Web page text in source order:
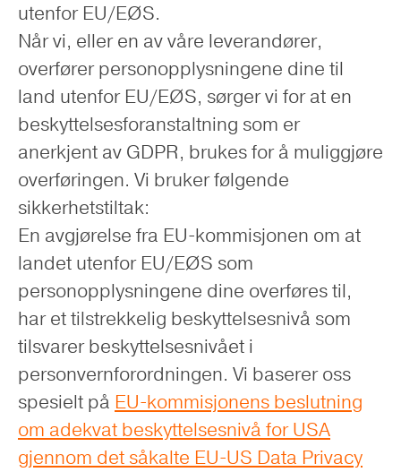
utenfor EU/EØS.
Når vi, eller en av våre leverandører,
overfører personopplysningene dine til
land utenfor EU/EØS, sørger vi for at en
beskyttelsesforanstaltning som er
anerkjent av GDPR, brukes for å muliggjøre
overføringen. Vi bruker følgende
sikkerhetstiltak:
En avgjørelse fra EU-kommisjonen om at
landet utenfor EU/EØS som
personopplysningene dine overføres til,
har et tilstrekkelig beskyttelsesnivå som
tilsvarer beskyttelsesnivået i
personvernforordningen. Vi baserer oss
spesielt på EU-kommisjonens beslutning
om adekvat beskyttelsesnivå for USA
gjennom det såkalte EU-US Data Privacy